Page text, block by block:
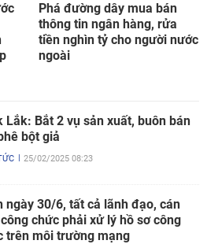
Phá đường dây mua bán
thông tin ngân hàng, rửa
tiền nghìn tỷ cho người nước
ngoài
Lắk: Bắt 2 vụ sản xuất, buôn bán
bột giả
25/02/2025 08:23
ngày 30/6, tất cả lãnh đạo, cán
chức phải xử lý hồ sơ công
trên môi trường mạng